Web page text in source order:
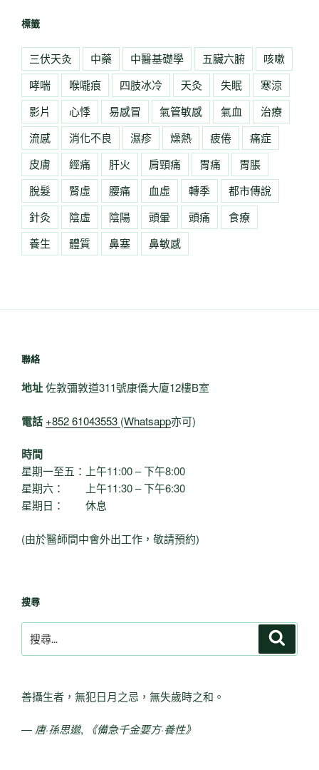
標籤
三伏天灸 中藥 中醫基礎學 五臟六腑
咳嗽
哮喘
喉嚨痕 四肢冰冷 天灸 失眠
寒涼
影片
心悸 易感冒 氣管敏感 氣血
治療
流感
消化不良 濕疹 燥熱 疲倦
痛症
皮膚
經痛 肝火 肩頸痛 胃痛
胃脹
脫髮
腎虛 腰痛 血虛 轉季
都市傳說
針灸
陰虛 陰陽 頭暈 頭痛
食療
養生
體質 鼻塞 鼻敏感
聯絡
地址佐敦彌敦道311號康僑大廈12樓B室
電話 +852 61043553 (Whatsapp亦可)
時間
星期一至五：上午11:00 – 下午8:00
星期六： 上午11:30 – 下午6:30
星期日： 休息
(由於醫師間中會外出工作，敬請預約)
搜尋
搜
尋
字:
善攝生者，無犯日月之忌，無失歲時之和。
— 唐·孫思邈, 《備急千金要方·養性》